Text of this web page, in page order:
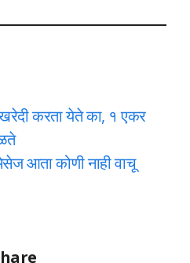
करता येते का, १ एकर
आता कोणी नाही वाचू